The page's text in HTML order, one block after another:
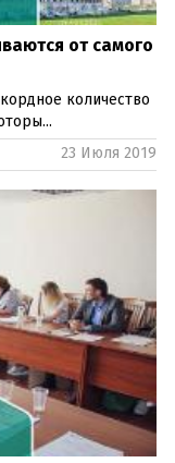
от самого
количество
23 Июля 2019